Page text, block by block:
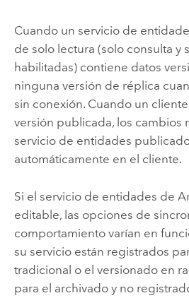
Cuando un servicio de
de solo lectura (solo consulta y
habilitadas) contiene datos
ninguna versión de réplica
sin conexión. Cuando un
versión publicada, los cambios
servicio de entidades
automáticamente en el cliente.
Si el servicio de entidades de
editable, las opciones de
comportamiento varían en
su servicio están registrados
tradicional o el versionado en
para el archivado y no